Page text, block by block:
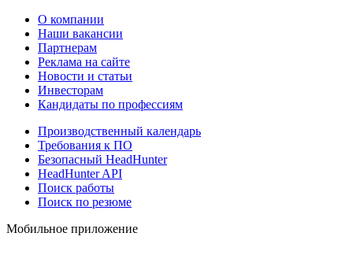
О компании
Наши вакансии
Партнерам
Реклама на сайте
Новости и статьи
Инвесторам
Кандидаты по профессиям
Производственный календарь
Требования к ПО
Безопасный HeadHunter
HeadHunter API
Поиск работы
Поиск по резюме
Мобильное приложение